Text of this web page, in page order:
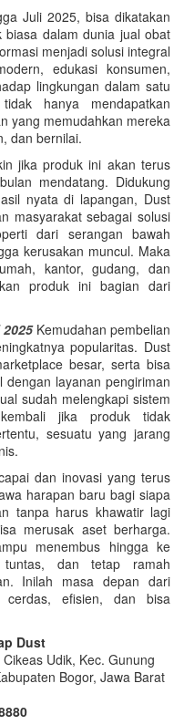
Juli 2025, bisa dikatakan
biasa dalam dunia jual obat
menjadi solusi integral
edukasi konsumen,
lingkungan dalam satu
hanya mendapatkan
yang memudahkan mereka
dan bernilai.
jika produk ini akan terus
mendatang. Didukung
nyata di lapangan, Dust
masyarakat sebagai solusi
dari serangan bawah
kerusakan muncul. Maka
kantor, gudang, dan
produk ini bagian dari
Kemudahan pembelian
popularitas. Dust
besar, serta bisa
layanan pengiriman
sudah melengkapi sistem
jika produk tidak
sesuatu yang jarang
dan inovasi yang terus
harapan baru bagi siapa
tanpa harus khawatir lagi
merusak aset berharga.
menembus hingga ke
tuntas, dan tetap ramah
Inilah masa depan dari
cerdas, efisien, dan bisa
Dust
Udik, Kec. Gunung
Bogor, Jawa Barat